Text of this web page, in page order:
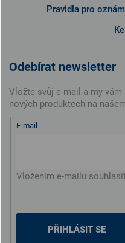
Pravidla pro
Odebírat newsletter
Vložte svůj e-mail a my
nových produktech na
E-mail
Vložením e-mailu
PŘIHLÁSIT SE